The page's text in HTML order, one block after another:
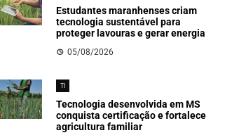
Estudantes maranhenses criam
tecnologia sustentável para
proteger lavouras e gerar energia
05/08/2026
TI
Tecnologia desenvolvida em MS
conquista certificação e fortalece
agricultura familiar